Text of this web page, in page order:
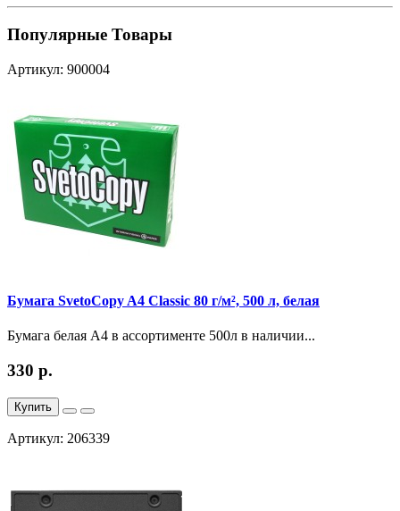
Популярные Товары
Артикул: 900004
Бумага SvetoCopy A4 Classic 80 г/м², 500 л, белая
Бумага белая A4 в ассортименте 500л в наличии...
330 р.
Купить
Артикул: 206339